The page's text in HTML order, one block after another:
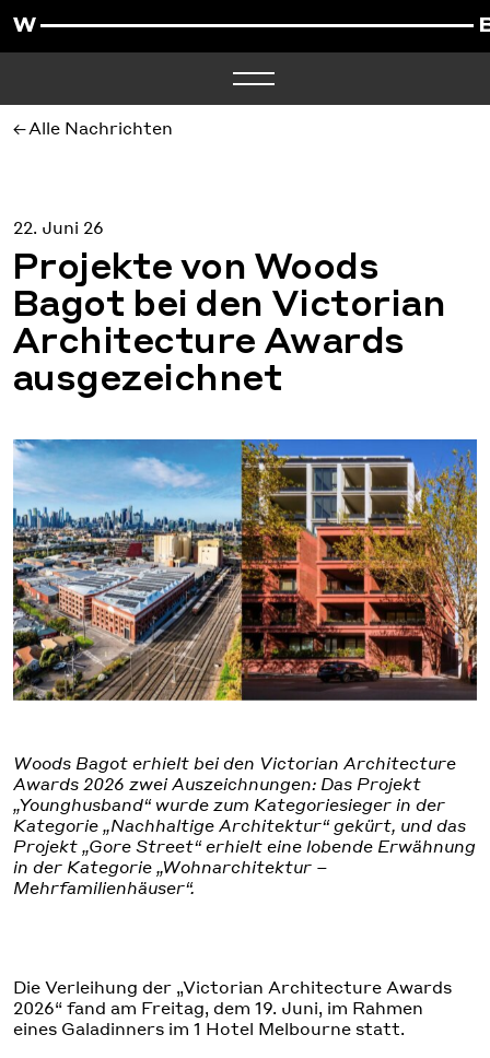
Alle Nachrichten
22. Juni 26
Projekte von Woods
Bagot bei den Victorian
Architecture Awards
ausgezeichnet
Woods Bagot erhielt bei den Victorian Architecture
Awards 2026 zwei Auszeichnungen: Das Projekt
„Younghusband“ wurde zum Kategoriesieger in der
Kategorie „Nachhaltige Architektur“ gekürt, und das
Projekt „Gore Street“ erhielt eine lobende Erwähnung
in der Kategorie „Wohnarchitektur –
Mehrfamilienhäuser“.
Die Verleihung der „Victorian Architecture Awards
2026“ fand am Freitag, dem 19. Juni, im Rahmen
eines Galadinners im 1 Hotel Melbourne statt.